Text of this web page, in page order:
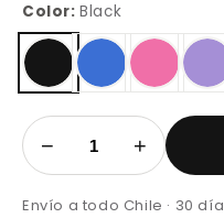
Color:Black
− +
Envío a todo Chile · 30